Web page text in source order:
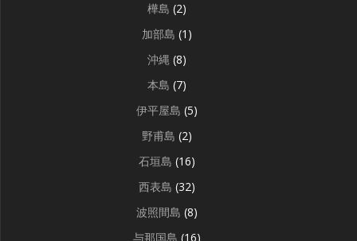
樺島 (2)
加部島 (1)
沖縄 (8)
本島 (7)
伊平屋島 (5)
野甫島 (2)
石垣島 (16)
西表島 (32)
波照間島 (8)
与那国島 (16)